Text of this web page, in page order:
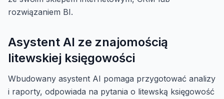
rozwiązaniem BI.
Asystent AI ze znajomością
litewskiej księgowości
Wbudowany asystent AI pomaga przygotować analizy
i raporty, odpowiada na pytania o litewską księgowość